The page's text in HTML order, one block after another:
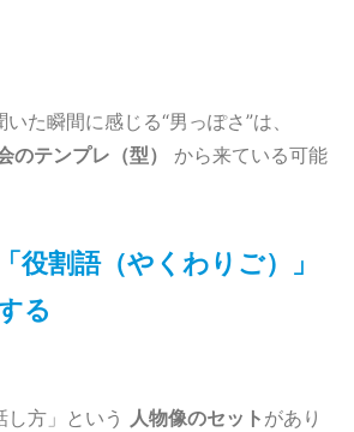
た瞬間に感じる“男っぽさ”は、
のテンプレ（型）
から来ている可能
役割語（やくわりご）」
る
し方」という 人物像のセット があり